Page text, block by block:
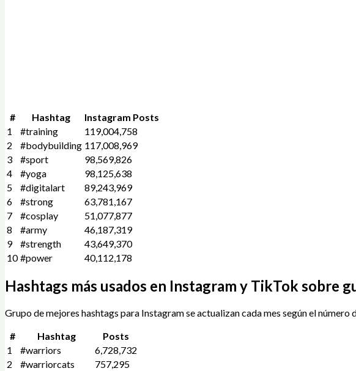
# Hashtag
Instagram Posts
1
#training
119,004,758
2
#bodybuilding 117,008,969
3
#sport
98,569,826
4
#yoga
98,125,638
5
#digitalart
89,243,969
6
#strong
63,781,167
7
#cosplay
51,077,877
8
#army
46,187,319
9
#strength
43,649,370
10 #power 40,112,178
Hashtags más usados en Instagram y TikTok sobre
Grupo de mejores hashtags para Instagram se actualizan cada mes según el
#
Hashtag
Posts
1
#warriors
6,728,732
2
#warriorcats
757,295